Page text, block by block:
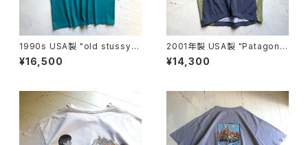
1990s USA製 "old stussy"
S/S T-shirt
¥16,500
2001年製 USA製 "Patagoni
a" TERRA JERSEY
¥14,300